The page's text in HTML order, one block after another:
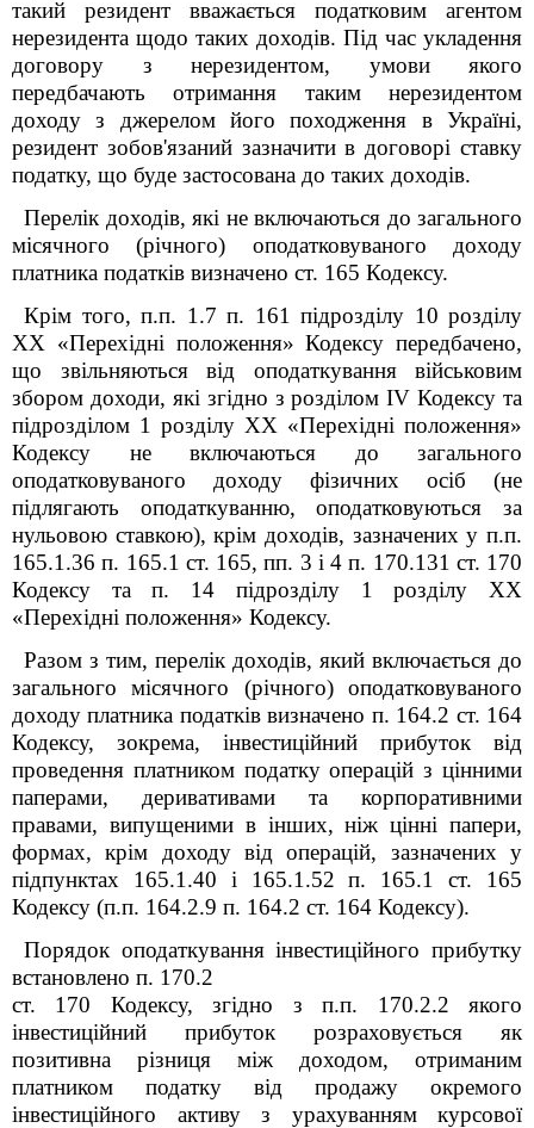
такий резидент вважається податковим агентом
нерезидента щодо таких доходів. Під час укладення
договору з нерезидентом, умови якого
передбачають отримання таким нерезидентом
доходу з джерелом його походження в Україні,
резидент зобов'язаний зазначити в договорі ставку
податку, що буде застосована до таких доходів.
Перелік доходів, які не включаються до загального
місячного (річного) оподатковуваного доходу
платника податків визначено ст. 165 Кодексу.
Крім того, п.п. 1.7 п. 161 підрозділу 10 розділу
XX «Перехідні положення» Кодексу передбачено,
що звільняються від оподаткування військовим
збором доходи, які згідно з розділом IV Кодексу та
підрозділом 1 розділу XX «Перехідні положення»
Кодексу не включаються до загального
оподатковуваного доходу фізичних осіб (не
підлягають оподаткуванню, оподатковуються за
нульовою ставкою), крім доходів, зазначених у п.п.
165.1.36 п. 165.1 ст. 165, пп. 3 і 4 п. 170.131 ст. 170
Кодексу та п. 14 підрозділу 1 розділу XX
«Перехідні положення» Кодексу.
Разом з тим, перелік доходів, який включається до
загального місячного (річного) оподатковуваного
доходу платника податків визначено п. 164.2 ст. 164
Кодексу, зокрема, інвестиційний прибуток від
проведення платником податку операцій з цінними
паперами, деривативами та корпоративними
правами, випущеними в інших, ніж цінні папери,
формах, крім доходу від операцій, зазначених у
підпунктах 165.1.40 і 165.1.52 п. 165.1 ст. 165
Кодексу (п.п. 164.2.9 п. 164.2 ст. 164 Кодексу).
Порядок оподаткування інвестиційного прибутку
встановлено п. 170.2
ст. 170 Кодексу, згідно з п.п. 170.2.2 якого
інвестиційний прибуток розраховується як
позитивна різниця між доходом, отриманим
платником податку від продажу окремого
інвестиційного активу з урахуванням курсової